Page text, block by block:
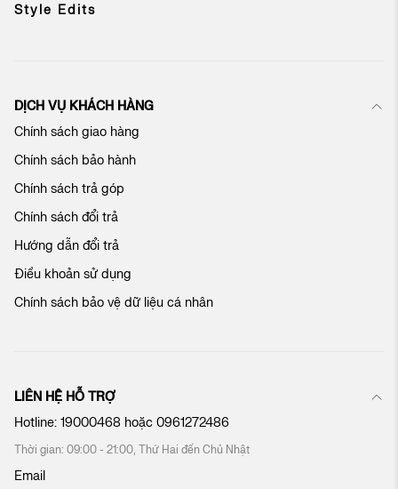
ả
c
ủ
a
h
ú
g
t
i
Style Edits
DỊCH VỤ KHÁCH HÀNG
Chính sách giao hàng
Chính sách bảo hành
Chính sách trả góp
Chính sách đổi trả
Hướng dẫn đổi trả
Điều khoản sử dụng
Chính sách bảo vệ dữ liệu cá nhân
LIÊN HỆ HỖ TRỢ
Hotline: 19000468 hoặc 0961272486
Thời gian: 09:00 - 21:00, Thứ Hai đến Chủ Nhật
Email